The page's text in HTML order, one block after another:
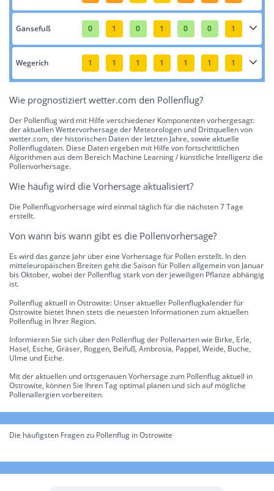
Gänsefuß 0 1 0 1 0 0 1
Wegerich 1 1 1 1 1 1 1
Wie prognostiziert wetter.com den Pollenflug?
Der Pollenflug wird mit Hilfe verschiedener Komponenten vorhergesagt:
der aktuellen Wettervorhersage der Meteorologen und Drittquellen von
wetter.com, der historischen Daten der letzten Jahre, sowie aktuelle
Pollenflugdaten. Diese Daten ergeben mit Hilfe von fortschrittlichen
Algorithmen aus dem Bereich Machine Learning / künstliche Intelligenz die
Pollenvorhersage.
Wie häufig wird die Vorhersage aktualisiert?
Die Pollenflugvorhersage wird einmal täglich für die nächsten 7 Tage
erstellt.
Von wann bis wann gibt es die Pollenvorhersage?
Es wird das ganze Jahr über eine Vorhersage für Pollen erstellt. In den
mitteleuropäischen Breiten geht die Saison für Pollen allgemein von Januar
bis Oktober, wobei der Pollenflug stark von der jeweiligen Pflanze abhängig
ist.
Pollenflug aktuell in Ostrowite: Unser aktueller Pollenflugkalender für
Ostrowite bietet Ihnen stets die neuesten Informationen zum aktuellen
Pollenflug in Ihrer Region.
Informieren Sie sich über den Pollenflug der Pollenarten wie Birke, Erle,
Hasel, Esche, Gräser, Roggen, Beifuß, Ambrosia, Pappel, Weide, Buche,
Ulme und Eiche.
Mit der aktuellen und ortsgenauen Vorhersage zum Pollenflug aktuell in
Ostrowite, können Sie Ihren Tag optimal planen und sich auf mögliche
Pollenallergien vorbereiten.
Die häufigsten Fragen zu Pollenflug in Ostrowite